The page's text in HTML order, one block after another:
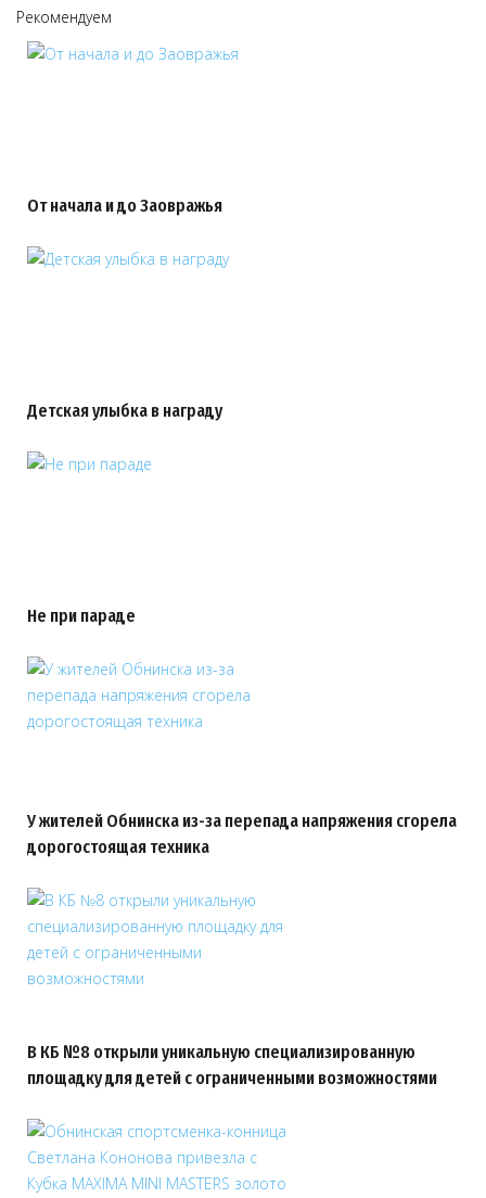
Рекомендуем
От начала и до Заовражья
Детская улыбка в награду
Не при параде
У жителей Обнинска из-за перепада напряжения сгорела
дорогостоящая техника
В КБ №8 открыли уникальную специализированную
площадку для детей с ограниченными возможностями